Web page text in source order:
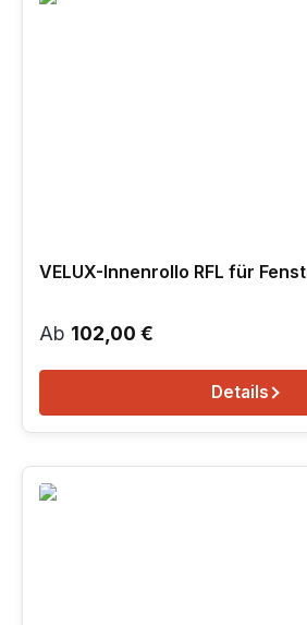
VELUX-Innenrollo RFL für
Regulärer Preis:
Ab 102,00 €
Details